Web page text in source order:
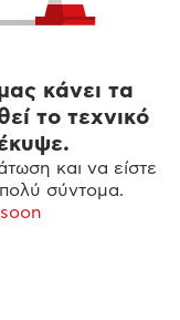
κάνει τα
το τεχνικό
και να είστε
σύντομα.